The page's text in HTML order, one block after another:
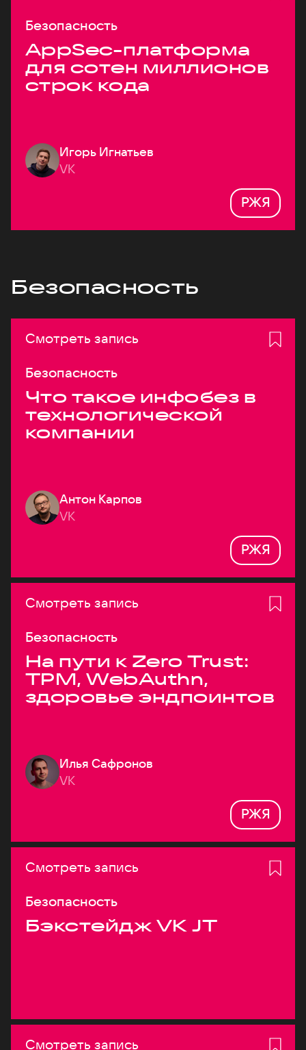
Безопасность
AppSec-платформа
для сотен миллионов
строк кода
Игорь Игнатьев
VK
РЖЯ
Безопасность
Смотреть запись
Безопасность
Что такое инфобез в
технологической
компании
Антон Карпов
VK
РЖЯ
Смотреть запись
Безопасность
На пути к Zero Trust:
TPM, WebAuthn,
здоровье эндпоинтов
Илья Сафронов
VK
РЖЯ
Смотреть запись
Безопасность
Бэкстейдж VK JT
Смотреть запись